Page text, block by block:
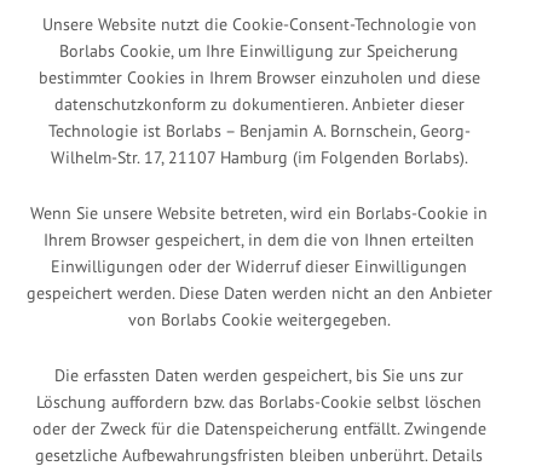
Unsere Website nutzt die Cookie-Consent-Technologie von
Borlabs Cookie, um Ihre Einwilligung zur Speicherung
bestimmter Cookies in Ihrem Browser einzuholen und diese
datenschutzkonform zu dokumentieren. Anbieter dieser
Technologie ist Borlabs – Benjamin A. Bornschein, Georg-
Wilhelm-Str. 17, 21107 Hamburg (im Folgenden Borlabs).
Wenn Sie unsere Website betreten, wird ein Borlabs-Cookie in
Ihrem Browser gespeichert, in dem die von Ihnen erteilten
Einwilligungen oder der Widerruf dieser Einwilligungen
gespeichert werden. Diese Daten werden nicht an den Anbieter
von Borlabs Cookie weitergegeben.
Die erfassten Daten werden gespeichert, bis Sie uns zur
Löschung auffordern bzw. das Borlabs-Cookie selbst löschen
oder der Zweck für die Datenspeicherung entfällt. Zwingende
gesetzliche Aufbewahrungsfristen bleiben unberührt. Details